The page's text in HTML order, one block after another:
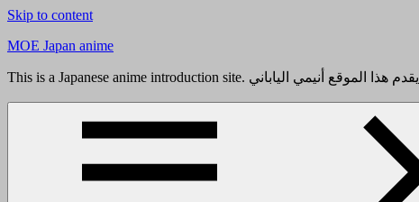
Skip to content
MOE Japan anime